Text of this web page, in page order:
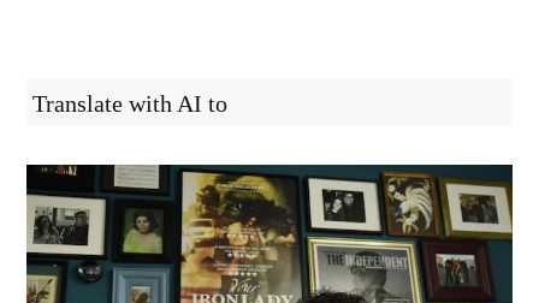
Translate with AI to